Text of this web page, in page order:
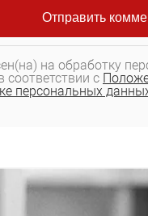
на обработку
соответствии с
персональных